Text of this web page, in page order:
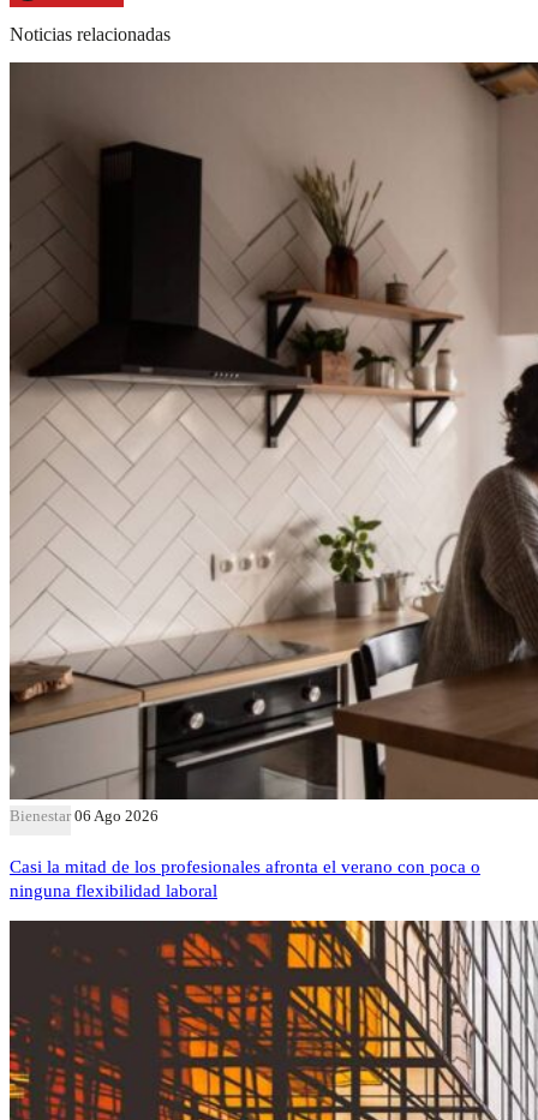
Noticias relacionadas
Bienestar 06 Ago 2026
Casi la mitad de los profesionales afronta el verano con poca o
ninguna flexibilidad laboral